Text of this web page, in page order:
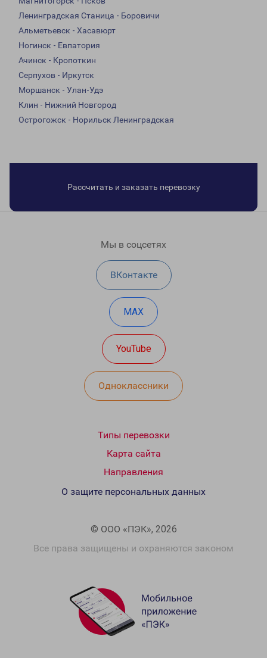
Ленинградская Станица - Боровичи
Альметьевск - Хасавюрт
Ногинск - Евпатория
Ачинск - Кропоткин
Серпухов - Иркутск
Моршанск - Улан-Удэ
Клин - Нижний Новгород
Острогожск - Норильск Ленинградская
Рассчитать и заказать перевозку
Мы в соцсетях
ВКонтакте
MAX
YouTube
Одноклассники
Типы перевозки
Карта сайта
Направления
© ООО «ПЭК», 2026
Все права защищены и охраняются законом
О защите персональных данных